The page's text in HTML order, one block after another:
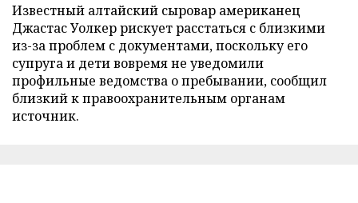
Известный алтайский сыровар американец
Джастас Уолкер рискует расстаться с близкими
из-за проблем с документами, поскольку его
супруга и дети вовремя не уведомили
профильные ведомства о пребывании, сообщил
близкий к правоохранительным органам
источник.